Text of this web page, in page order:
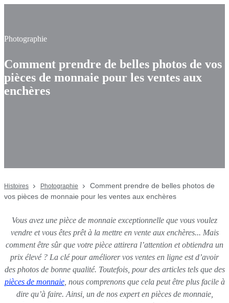
Photographie
Comment prendre de belles photos de vos
pièces de monnaie pour les ventes aux
enchères
Histoires Photographie
Comment prendre de belles photos de
vos pièces de monnaie pour les ventes aux enchères
Vous avez une pièce de monnaie exceptionnelle que vous voulez
vendre et vous êtes prêt à la mettre en vente aux enchères... Mais
comment être sûr que votre pièce attirera l’attention et obtiendra un
prix élevé ? La clé pour améliorer vos ventes en ligne est d’avoir
des photos de bonne qualité. Toutefois, pour des articles tels que des
pièces de monnaie, nous comprenons que cela peut être plus facile à
dire qu’à faire. Ainsi, un de nos expert en pièces de monnaie,